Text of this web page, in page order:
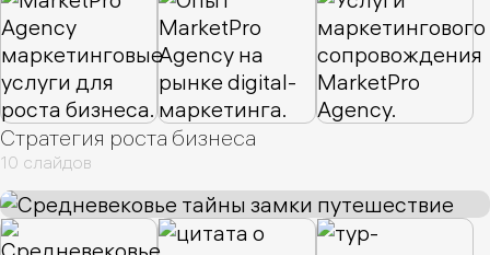
Стратегия роста бизнеса
10 слайдов